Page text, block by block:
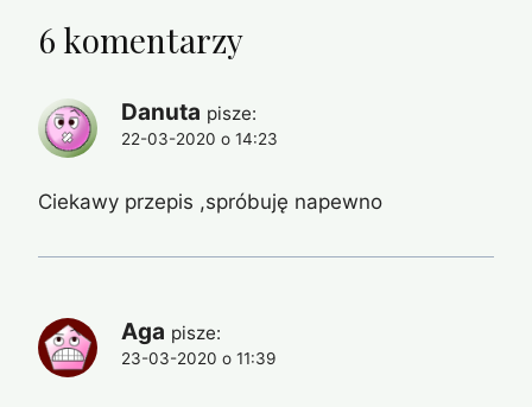
6 komentarzy
Danuta pisze:
22-03-2020 o 14:23
Ciekawy przepis ,spróbuję napewno
Aga pisze:
23-03-2020 o 11:39